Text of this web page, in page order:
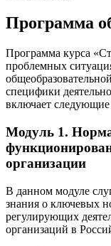
Программа
Программа курса
проблемных
специфики
включает
Модуль 1.
организации
В данном модуле
знания о ключевых
регулирующих
организаций в